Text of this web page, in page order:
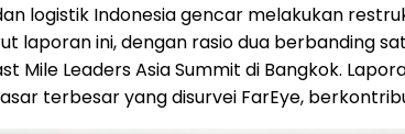
logistik Indonesia gencar melakukan
laporan ini, dengan rasio dua berbanding
Leaders Asia Summit di Bangkok.
terbesar yang disurvei FarEye,